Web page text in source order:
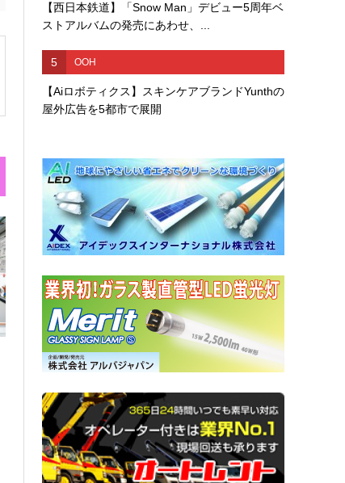
【西日本鉄道】「Snow Man」デビュー5周年ベ
ストアルバムの発売にあわせ、...
5 OOH
【Aiロボティクス】スキンケアブランドYunthの
屋外広告を5都市で展開